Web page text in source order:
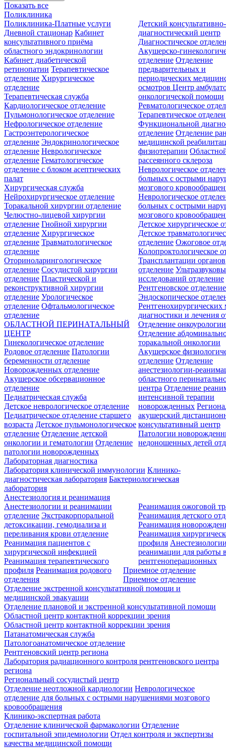
Показать все
Поликлиника
Поликлиника-Платные услуги
Дневной стационар Кабинет
консультативного приёма
областного эндокринологии
Кабинет диабетической
ретинопатии Терапевтическое
отделение Хирургическое
отделение
Детский консультативно-
диагностический центр
Диагностическое
Акушерско-
отделение Отделение
предварительных и
периодических
осмотровЦентр
онкологической помощи
Терапевтическая служба
Кардиологическое отделение
Пульмонологическое отделение
Нефрологическое отделение
Гастроэнтерологическое
отделение Эндокринологическое
отделение Неврологическое
отделение Гематологическое
отделение c блоком асептических
палат
Ревматологическое
Терапевтическое
Функциональной
отделение Отделение
медицинской
физиотерапии
рассеянного склероза
Неврологическое
больных с острыми
мозгового
Неврологическое
больных с острыми
мозгового
Хирургическая служба
Нейрохирургическое отделение
Торакальной хирургии отделение
Челюстно-лицевой хирургии
отделение Гнойной хирургии
отделение Хирургическое
отделение Травматологическое
отделение
Оториноларингологическое
отделение Сосудистой хирургии
отделение Пластической и
реконструктивной хирургии
отделение Урологическое
отделение Офтальмологическое
отделение
Детское хирургическое
Детское
отделение Ожоговое
Колопроктологическое
Трансплантации органов
отделение
исследований отделение
Рентгеновское отделение
Эндоскопическое
Рентгенохирургических
диагностики и лечения
Отделение онкоурологии
Отделение
торакальной онкологии
ОБЛАСТНОЙ ПЕРИНАТАЛЬНЫЙ
ЦЕНТР
Гинекологическое отделение
Родовое отделение Патологии
беременности отделение
Новорожденных отделение
Акушерское обсервационное
отделение
Акушерское
отделение Отделение
анестезиологии-
областного
центра Отделение
интенсивной терапии
новорожденных
акушерский
консультативный центр
Патологии
недоношенных детей
Педиатрическая служба
Детское неврологическое отделение
Педиатрическое отделение старшего
возраста Детское пульмонологическое
отделение Отделение детской
онкологии и гематологии Отделение
патологии новорожденных
Лабораторная диагностика
Лаборатория клинической иммунологии Клинико-
диагностическая лаборатория Бактериологическая
лаборатория
Анестезиология и реанимация
Анестезиологии и реанимации
отделение Экстракорпоральной
детоксикации, гемодиализа и
переливания крови отделение
Реанимация пациентов с
хирургической инфекцией
Реанимация терапевтического
профиля Реанимация родового
отделения
Реанимация ожоговой
Реанимация детского
Реанимация
Реанимация
профиля
реанимации для работы
рентгеноперационных
Приемное отделение
Приемное отделение
Отделение экстренной консультативной помощи и
медицинской эвакуации
Отделение плановой и экстренной консультативной помощи
Областной центр контактной коррекции зрения
Областной центр контактной коррекции зрения
Патанатомическая служба
Патологоанатомическое отделение
Рентгеновский центр региона
Лаборатория радиационного контроля рентгеновского центра
региона
Региональный сосудистый центр
Отделение неотложной кардиологии Неврологическое
отделение для больных с острыми нарушениями мозгового
кровообращения
Клинико-экспертная работа
Отделение клинической фармакологии Отделение
госпитальной эпидемиологии Отдел контроля и экспертизы
качества медицинской помощи